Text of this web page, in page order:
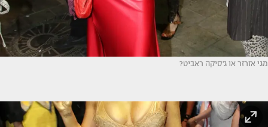
מגי אזרזר או ג'סיקה ראביט?